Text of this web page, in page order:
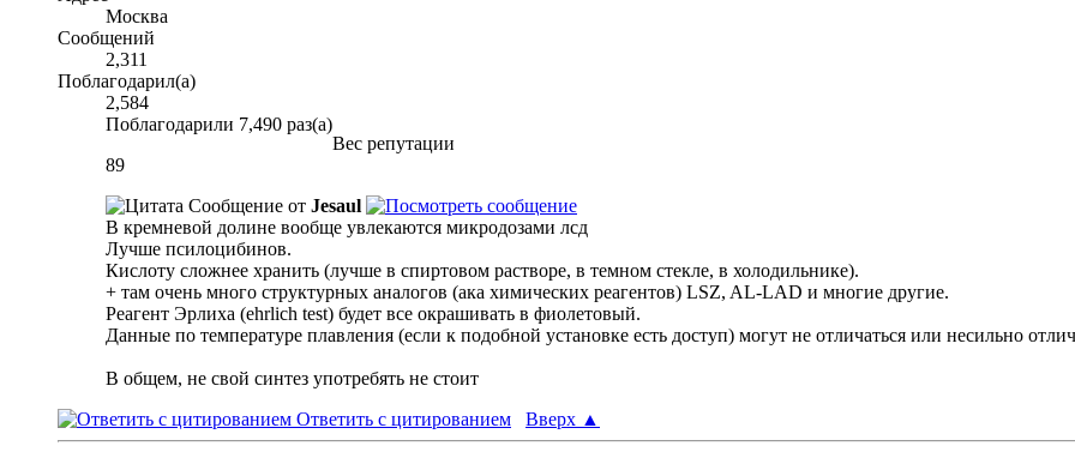
Москва
Сообщений
2,311
Поблагодарил(а)
2,584
Поблагодарили 7,490 раз(а)
Вес репутации
89
Сообщение от Jesaul
В кремневой долине вообще увлекаются микродозами лсд
Лучше псилоцибинов.
Кислоту сложнее хранить (лучше в спиртовом растворе, в темном стекле, в холодильнике).
+ там очень много структурных аналогов (ака химических реагентов) LSZ, AL-LAD и многие другие.
Реагент Эрлиха (ehrlich test) будет все окрашивать в фиолетовый.
Данные по температуре плавления (если к подобной установке есть доступ) могут не отличаться или несильно
В общем, не свой синтез употребять не стоит
Ответить с цитированием
Вверх ▲